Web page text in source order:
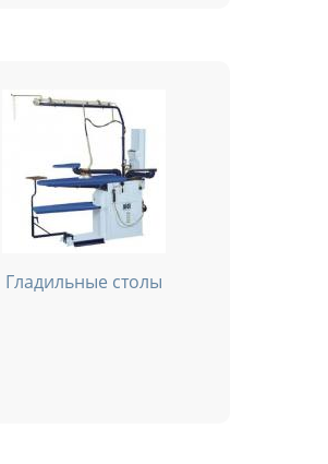
Гладильные столы